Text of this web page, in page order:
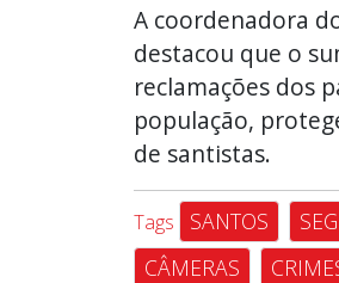
A coordenadora
destacou que o
reclamações dos
população,
de santistas.
Tags SANTOS
CÂMERAS